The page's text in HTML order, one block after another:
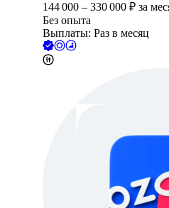
144 000 – 330 000 ₽ за
Без опыта
Выплаты: Раз в месяц